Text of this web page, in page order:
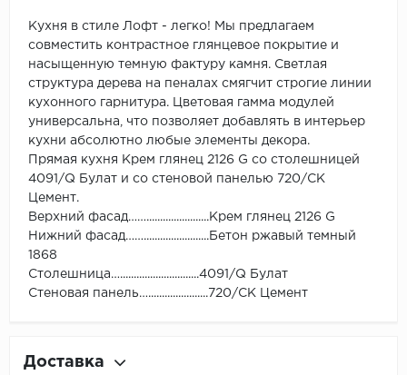
Кухня в стиле Лофт - легко! Мы предлагаем
совместить контрастное глянцевое покрытие и
насыщенную темную фактуру камня. Светлая
структура дерева на пеналах смягчит строгие линии
кухонного гарнитура. Цветовая гамма модулей
универсальна, что позволяет добавлять в интерьер
кухни абсолютно любые элементы декора.
Прямая кухня Крем глянец 2126 G со столешницей
4091/Q Булат и со стеновой панелью 720/СК
Цемент.
Верхний фасад…….......................Крем глянец 2126 G
Нижний фасад……........................Бетон ржавый темный
1868
Столешница….............................4091/Q Булат
Стеновая панель…......................720/СК Цемент
Доставка